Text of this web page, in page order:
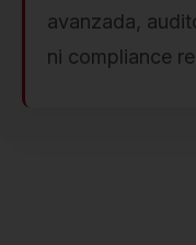
avanzada,
ni compliance